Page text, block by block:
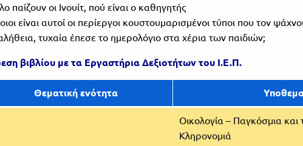
παίζουν οι Ινουίτ, πού είναι ο καθηγητής
είναι αυτοί οι περίεργοι κουστουμαρισμένοι τύποι που τον
τυχαία έπεσε το ημερολόγιο στα χέρια των παιδιών;
βιβλίου με τα Εργαστήρια Δεξιοτήτων του Ι.Ε.Π.
Θεματική ενότητα
Οικολογία – Παγκόσμια και
Κληρονομιά